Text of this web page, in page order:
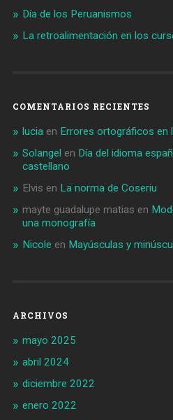
Día de los Peruanismos
La retroalimentación en los
COMENTARIOS RECIENTES
luciaen Errores ortográficos en
Solangel en Día del idioma
castellano
Elvis en La norma de Coseriu
mayte guadalupe matias en
una monografía
Nicole en Mayúsculas y
ARCHIVOS
mayo 2025
abril 2024
diciembre 2022
enero 2022